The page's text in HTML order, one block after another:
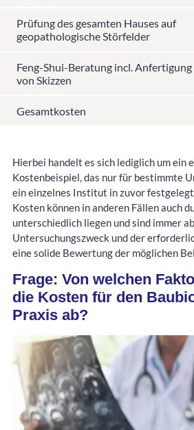
Prüfung des gesamten Hauses auf
geopathologische Störfelder
Feng-Shui-Beratung incl. Anfertigung
von Skizzen
Gesamtkosten
Hierbei handelt es sich lediglich um ein
Kostenbeispiel, das nur für bestimmte
ein einzelnes Institut in zuvor
Kosten können in anderen Fällen auch
unterschiedlich liegen und sind immer
Untersuchungszweck und der
eine solide Bewertung der möglichen
Frage: Von welchen
die Kosten für den
Praxis ab?